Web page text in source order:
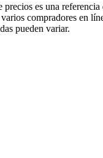
es una referencia
compradores en
pueden variar.